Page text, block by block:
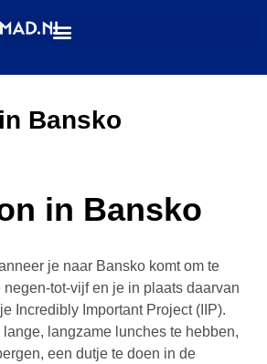
Bansko
in Bansko
je naar Bansko komt om te
tot-vijf en je in plaats daarvan
Incredibly Important Project (IIP).
langzame lunches te hebben,
een dutje te doen in de